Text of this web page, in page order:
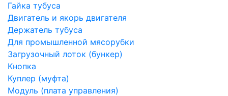
Гайка тубуса
Двигатель и якорь двигателя
Держатель тубуса
Для промышленной мясорубки
Загрузочный лоток (бункер)
Кнопка
Куплер (муфта)
Модуль (плата управления)